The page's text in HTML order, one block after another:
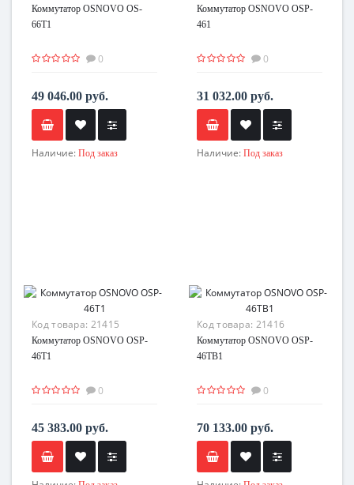
Коммутатор OSNOVO OS-
66T1
0
49 046.00 руб.
Наличие: Под заказ
Коммутатор OSNOVO OSP-
461
0
31 032.00 руб.
Наличие: Под заказ
Код товара: 21415
Коммутатор OSNOVO OSP-
46T1
0
45 383.00 руб.
Код товара: 21416
Коммутатор OSNOVO OSP-
46TB1
0
70 133.00 руб.